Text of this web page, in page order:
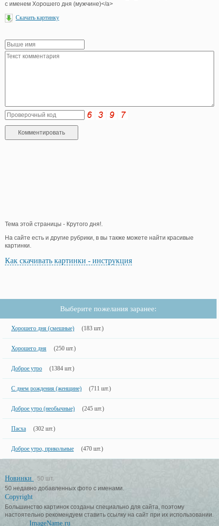
с именем Хорошего дня (мужчине)</a>
Скачать картинку
Тема этой страницы - Крутого дня!.
На сайте есть и другие рубрики, в вы также можете найти красивые
картинки.
Как скачивать картинки - инструкция
Выберите пожелания заранее:
Хорошего дня (смешные) (183 шт.)
Хорошего дня (250 шт.)
Доброе утро (1384 шт.)
С днем рождения (женщине) (711 шт.)
Доброе утро (необычные) (245 шт.)
Пасха (302 шт.)
Доброе утро, прикольные (470 шт.)
Новинки
50 шт.
50 недавно добавленных фото с именами.
Copyright
Большинство картинок созданы специально для сайта, поэтому
настоятельно рекомендуем ставить ссылку на сайт при их использовании.
ImageName.ru